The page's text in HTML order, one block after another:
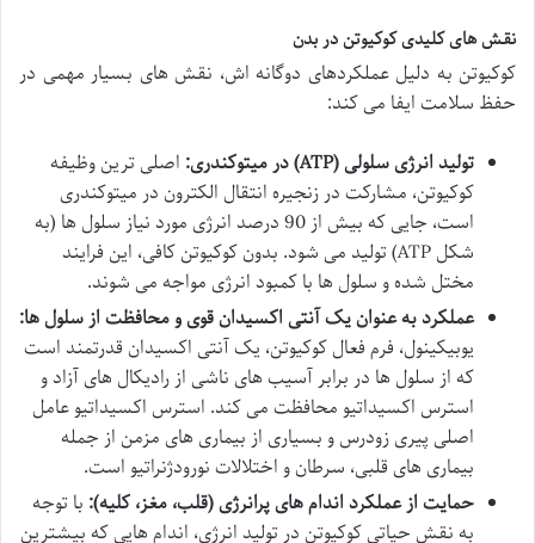
نقش های کلیدی کوکیوتن در بدن
کوکیوتن به دلیل عملکردهای دوگانه اش، نقش های بسیار مهمی در
حفظ سلامت ایفا می کند:
تولید انرژی سلولی (ATP) در میتوکندری:
اصلی ترین وظیفه
کوکیوتن، مشارکت در زنجیره انتقال الکترون در میتوکندری
است، جایی که بیش از 90 درصد انرژی مورد نیاز سلول ها (به
شکل ATP) تولید می شود. بدون کوکیوتن کافی، این فرایند
مختل شده و سلول ها با کمبود انرژی مواجه می شوند.
عملکرد به عنوان یک آنتی اکسیدان قوی و محافظت از سلول ها:
یوبیکینول، فرم فعال کوکیوتن، یک آنتی اکسیدان قدرتمند است
که از سلول ها در برابر آسیب های ناشی از رادیکال های آزاد و
استرس اکسیداتیو محافظت می کند. استرس اکسیداتیو عامل
اصلی پیری زودرس و بسیاری از بیماری های مزمن از جمله
بیماری های قلبی، سرطان و اختلالات نورودژنراتیو است.
حمایت از عملکرد اندام های پرانرژی (قلب، مغز، کلیه): با توجه
به نقش حیاتی کوکیوتن در تولید انرژی، اندام هایی که بیشترین